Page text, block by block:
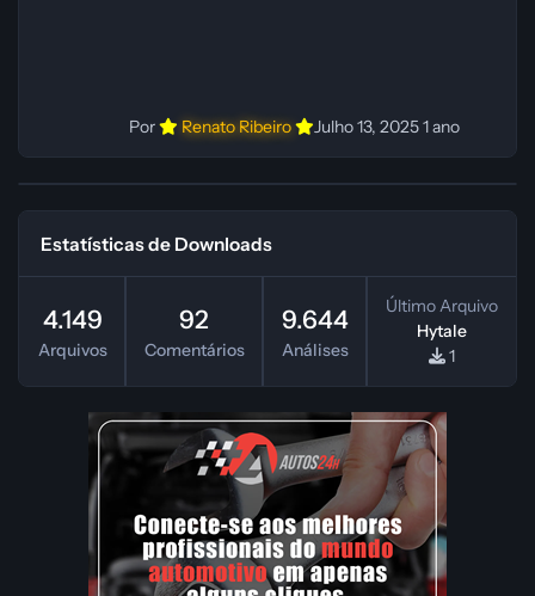
Por Renato Ribeiro Julho 13, 20251 ano
Estatísticas de Downloads
4.149
Arquivos
92
Comentários
9.644
Análises
Último Arquivo
Hytale
1